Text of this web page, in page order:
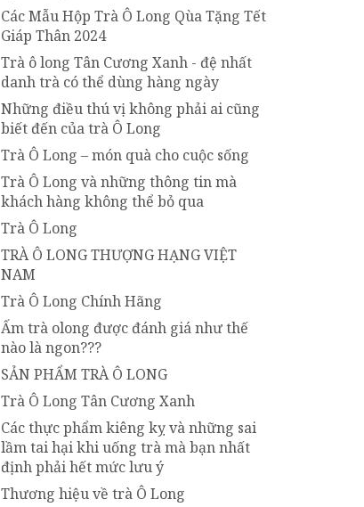
Các Mẫu Hộp Trà Ô Long Qùa Tặng Tết
Giáp Thân 2024
Trà ô long Tân Cương Xanh - đệ nhất
danh trà có thể dùng hàng ngày
Những điều thú vị không phải ai cũng
biết đến của trà Ô Long
Trà Ô Long – món quà cho cuộc sống
Trà Ô Long và những thông tin mà
khách hàng không thể bỏ qua
Trà Ô Long
TRÀ Ô LONG THƯỢNG HẠNG VIỆT
NAM
Trà Ô Long Chính Hãng
Ấm trà olong được đánh giá như thế
nào là ngon???
SẢN PHẨM TRÀ Ô LONG
Trà Ô Long Tân Cương Xanh
Các thực phẩm kiêng kỵ và những sai
lầm tai hại khi uống trà mà bạn nhất
định phải hết mức lưu ý
Thương hiệu về trà Ô Long